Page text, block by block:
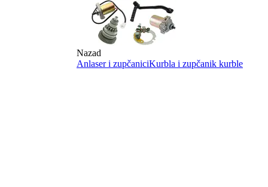
Nazad
Anlaser i zupčaniciKurbla i zupčanik kurble